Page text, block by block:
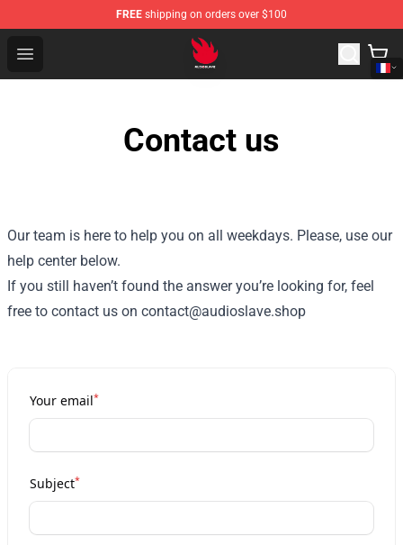
FREE shipping on orders over $100
Open menu
Audioslave Store - Official Audioslave Merchandise Shop
Contact us
Our team is here to help you on all weekdays. Please, use our
help center below.
If you still haven’t found the answer you’re looking for, feel
free to contact us on contact@audioslave.shop